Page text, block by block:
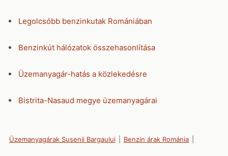
Legolcsóbb benzinkutak Romániában
Benzinkút hálózatok összehasonlítása
Üzemanyagár-hatás a közlekedésre
Bistrita-Nasaud megye üzemanyagárai
Üzemanyagárak Susenii Bargaului Benzin árak Románia